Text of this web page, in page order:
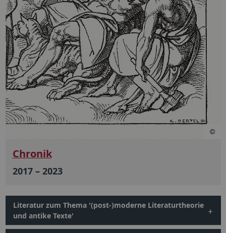
Chronik
2017 ­­­– 2023
Literatur zum Thema '(post-)moderne Literaturtheorie
und antike Texte'